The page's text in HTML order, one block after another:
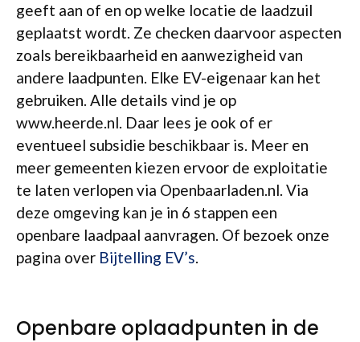
geeft aan of en op welke locatie de laadzuil
geplaatst wordt. Ze checken daarvoor aspecten
zoals bereikbaarheid en aanwezigheid van
andere laadpunten. Elke EV-eigenaar kan het
gebruiken. Alle details vind je op
www.heerde.nl. Daar lees je ook of er
eventueel subsidie beschikbaar is. Meer en
meer gemeenten kiezen ervoor de exploitatie
te laten verlopen via Openbaarladen.nl. Via
deze omgeving kan je in 6 stappen een
openbare laadpaal aanvragen. Of bezoek onze
pagina over Bijtelling EV’s.
Openbare oplaadpunten in de